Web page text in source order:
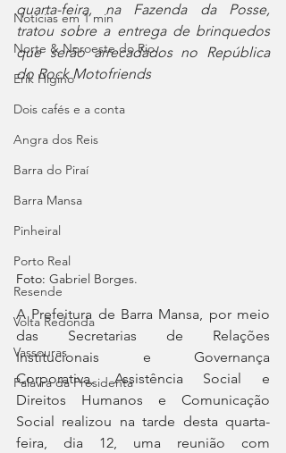
Notícias em 1 min
Norte & Noroeste do Rio
Erik Higino
Dois cafés e a conta
Angra dos Reis
Barra do Piraí
Barra Mansa
Pinheiral
Porto Real
Resende
Volta Redonda
Vassouras
Palavra da Presidenta
quarta-feira, na Fazenda da Posse,
tratou sobre a entrega de brinquedos
que serão arrecadados no República
do Rock Motofriends
Foto: Gabriel Borges.
A Prefeitura de Barra Mansa, por meio
das Secretarias de Relações
Institucionais e Governança
Corporativa, Assistência Social e
Direitos Humanos e Comunicação
Social realizou na tarde desta quarta-
feira, dia 12, uma reunião com